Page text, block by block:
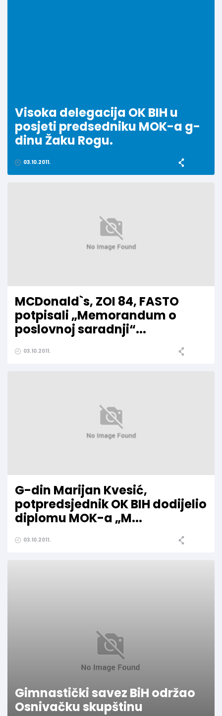
Visoka delegacija OK BIH u
posjeti predsedniku MOK-a g-
dinu Žaku Rogu.
03.10.2011.
MCDonald`s, ZOI 84, FASTO
potpisali „Memorandum o
poslovnoj saradnji“...
03.10.2011.
G-din Marijan Kvesić,
potpredsjednik OK BIH dodijelio
diplomu MOK-a „M...
03.10.2011.
Gimnastički savez BiH održao
Osnivačku skupštinu